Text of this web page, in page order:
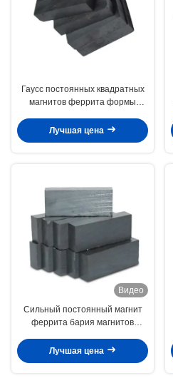
Гаусс постоянных квадратных
магнитов феррита формы
электротранспорта
Лучшая цена
Видео
Сильный постоянный магнит
феррита бария магнитов
Лучшая цена